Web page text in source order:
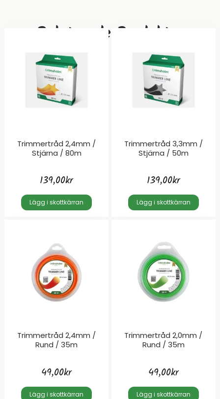
Relaterade Produkter
Trimmertråd 2,4mm /
Stjärna / 80m
139,00kr
Lägg i skottkärran
Trimmertråd 3,3mm /
Stjärna / 50m
139,00kr
Lägg i skottkärran
Trimmertråd 2,4mm /
Rund / 35m
49,00kr
Lägg i skottkärran
Trimmertråd 2,0mm /
Rund / 35m
49,00kr
Lägg i skottkärran